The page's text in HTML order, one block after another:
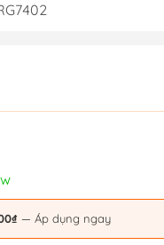
— Áp dụng ngay